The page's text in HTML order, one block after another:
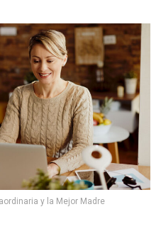
y la Mejor Madre